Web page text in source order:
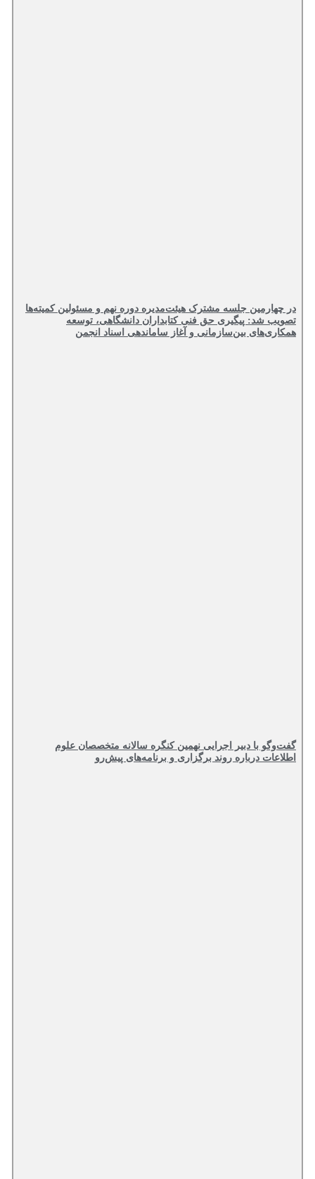
در چهارمین جلسه مشترک هیئت‌مدیره دوره نهم و مسئولین کمیته‌ها
تصویب شد: پیگیری حق فنی کتابداران دانشگاهی، توسعه
همکاری‌های بین‌سازمانی و آغاز ساماندهی اسناد انجمن
گفت‌وگو با دبیر اجرایی نهمین کنگره سالانه متخصصان علوم
اطلاعات درباره روند برگزاری و برنامه‌های پیش‌رو